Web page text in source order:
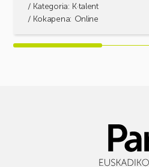
/ Kategoria: K·talent
/ Kokapena: Online